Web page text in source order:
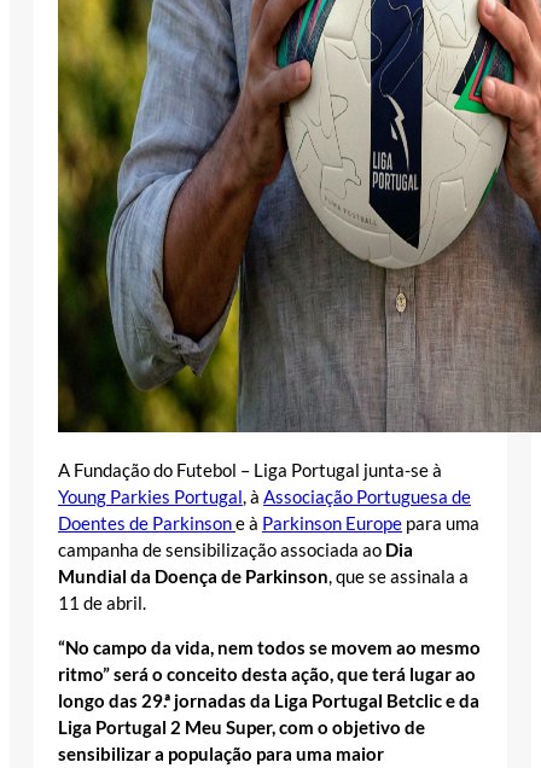
A Fundação do Futebol – Liga Portugal junta-se à
Young Parkies Portugal, à Associação Portuguesa de
Doentes de Parkinsone à Parkinson Europe para uma
campanha de sensibilização associada ao Dia
Mundial da Doença de Parkinson, que se assinala a
11 de abril.
“No campo da vida, nem todos se movem ao mesmo
ritmo” será o conceito desta ação, que terá lugar ao
longo das 29.ª jornadas da Liga Portugal Betclic e da
Liga Portugal 2 Meu Super, com o objetivo de
sensibilizar a população para uma maior